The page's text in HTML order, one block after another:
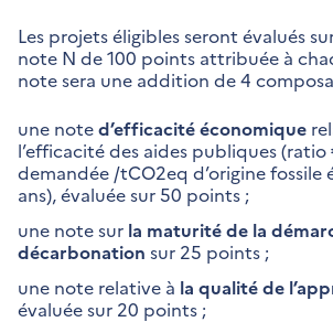
Les projets éligibles seront évalués
note N de 100 points attribuée à
note sera une addition de 4
une noted’efficacité économique
l’efficacité des aides publiques (ratio
demandée /tCO2eq d’origine fossile
ans), évaluée sur 50 points ;
une note sur la maturité de la
décarbonation sur 25 points ;
une note relative à la qualité de
évaluée sur 20 points ;